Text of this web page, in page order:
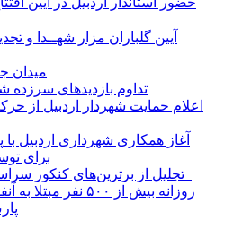
میدان
تداوم بازدیدهای سرزده
برای